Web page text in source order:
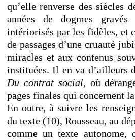
qu’elle renverse des siècles
années de dogmes
intériorisés par les fidèles, et
de passages d’une cruauté
miracles et aux contenus
instituées. Il en va d’ailleurs
Du contrat social, où
pages finales qui concernent
En outre, à suivre les
du texte (10), Rousseau, au
comme un texte autonome,